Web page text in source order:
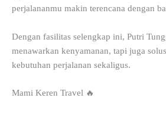
perjalananmu makin terencana dengan
Dengan fasilitas selengkap ini, Putri
menawarkan kenyamanan, tapi juga
kebutuhan perjalanan sekaligus.
Mami Keren Travel 🔥